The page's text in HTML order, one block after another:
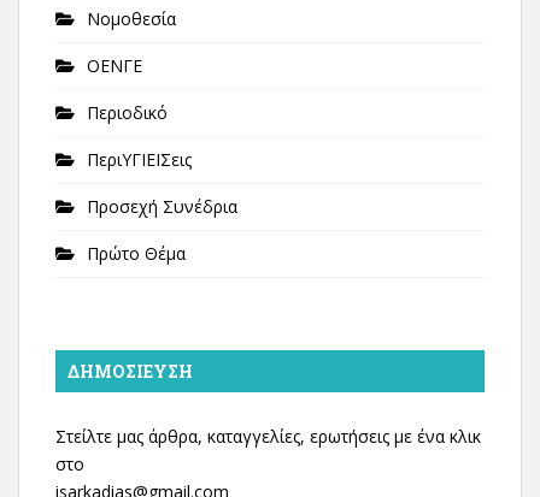
Νομοθεσία
ΟΕΝΓΕ
Περιοδικό
ΠεριΥΓΙΕΙΣεις
Προσεχή Συνέδρια
Πρώτο Θέμα
ΔΗΜΟΣΊΕΥΣΗ
Στείλτε μας άρθρα, καταγγελίες, ερωτήσεις με ένα κλικ
στο
isarkadias@gmail.com